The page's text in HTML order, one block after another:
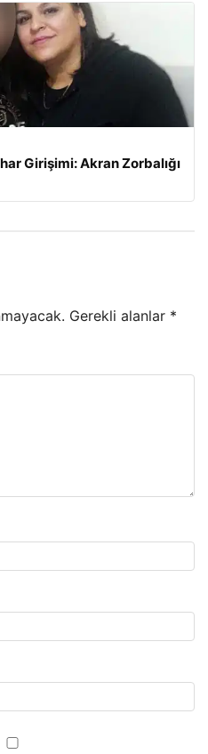
Girişimi: Akran Zorbalığı
Gerekli alanlar *